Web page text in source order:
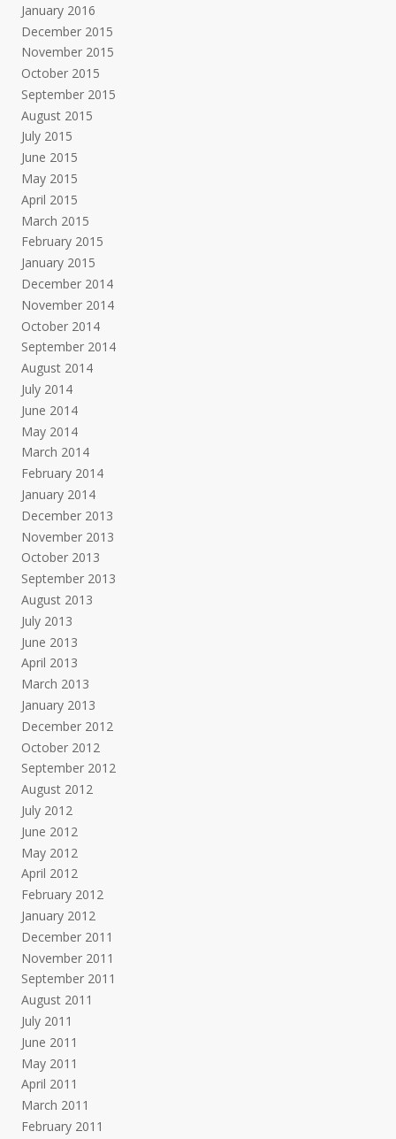
January 2016
December 2015
November 2015
October 2015
September 2015
August 2015
July 2015
June 2015
May 2015
April 2015
March 2015
February 2015
January 2015
December 2014
November 2014
October 2014
September 2014
August 2014
July 2014
June 2014
May 2014
March 2014
February 2014
January 2014
December 2013
November 2013
October 2013
September 2013
August 2013
July 2013
June 2013
April 2013
March 2013
January 2013
December 2012
October 2012
September 2012
August 2012
July 2012
June 2012
May 2012
April 2012
February 2012
January 2012
December 2011
November 2011
September 2011
August 2011
July 2011
June 2011
May 2011
April 2011
March 2011
February 2011